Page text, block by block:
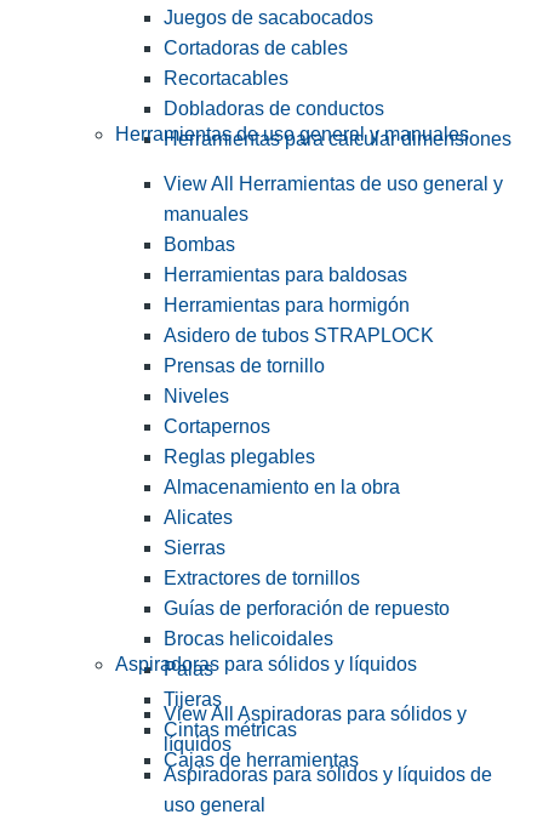
Juegos de sacabocados
Cortadoras de cables
Recortacables
Dobladoras de conductos
Herramientas para calcular dimensiones
Herramientas de uso general y manuales
View All Herramientas de uso general y
manuales
Bombas
Herramientas para baldosas
Herramientas para hormigón
Asidero de tubos STRAPLOCK
Prensas de tornillo
Niveles
Cortapernos
Reglas plegables
Almacenamiento en la obra
Alicates
Sierras
Extractores de tornillos
Guías de perforación de repuesto
Brocas helicoidales
Palas
Tijeras
Cintas métricas
Cajas de herramientas
Aspiradoras para sólidos y líquidos
View All Aspiradoras para sólidos y
líquidos
Aspiradoras para sólidos y líquidos de
uso general